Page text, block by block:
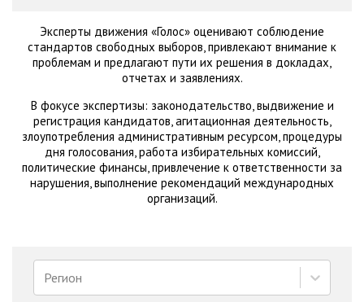
Эксперты движения «Голос» оценивают соблюдение
стандартов свободных выборов, привлекают внимание к
проблемам и предлагают пути их решения в докладах,
отчетах и заявлениях.
В фокусе экспертизы: законодательство, выдвижение и
регистрация кандидатов, агитационная деятельность,
злоупотребления административным ресурсом, процедуры
дня голосования, работа избирательных комиссий,
политические финансы, привлечение к ответственности за
нарушения, выполнение рекомендаций международных
организаций.
Регион